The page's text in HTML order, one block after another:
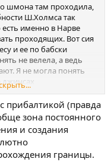
шмона там проходила,
Ш.Холмса так
именно в Нарве
проходящих. Вот сия
и ее по бабски
не велела, а ведь
Я не могла понять
джинсах
?! Мои оба паспорта
сразу от контроля
мешочников было, они
может просто было и
никого не прогоняли.
Просто знайте что
на все реагировать.
(правда
зона постоянного
и создания
границы.